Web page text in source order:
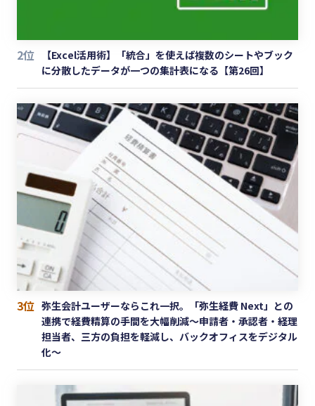
2位
【Excel活用術】「統合」を使えば複数のシートやブック
に分散したデータが一つの集計表になる【第26回】
3位 弥生会計ユーザーならこれ一択。「弥生経費 Next」との
連携で経費精算の手間を大幅削減〜申請者・承認者・経理
担当者、三方の負担を軽減し、バックオフィスをデジタル
化〜